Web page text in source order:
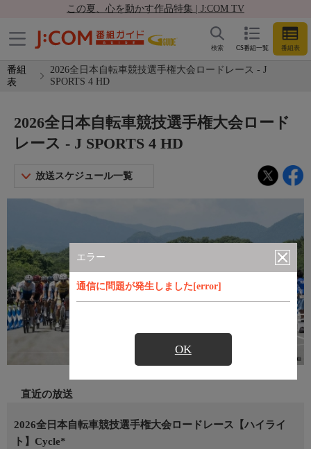
この夏、心を動かす作品特集 | J:COM TV
CS番組一覧 番組表
検索
番組
表
2026全日本自転車競技選手権大会ロードレース - J
SPORTS 4 HD
エラー
通信に問題が発生しました[error]
OK
2026全日本自転車競技選手権大会ロード
レース - J SPORTS 4 HD
放送スケジュール一覧
直近の放送
2026全日本自転車競技選手権大会ロードレース【ハイライ
ト】Cycle*